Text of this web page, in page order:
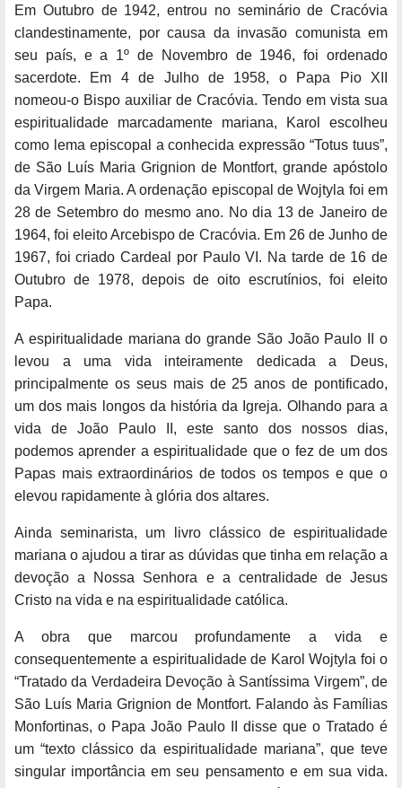
Em Outubro de 1942, entrou no seminário de Cracóvia
clandestinamente, por causa da invasão comunista em
seu país, e a 1º de Novembro de 1946, foi ordenado
sacerdote. Em 4 de Julho de 1958, o Papa Pio XII
nomeou-o Bispo auxiliar de Cracóvia. Tendo em vista sua
espiritualidade marcadamente mariana, Karol escolheu
como lema episcopal a conhecida expressão “Totus tuus”,
de São Luís Maria Grignion de Montfort, grande apóstolo
da Virgem Maria. A ordenação episcopal de Wojtyla foi em
28 de Setembro do mesmo ano. No dia 13 de Janeiro de
1964, foi eleito Arcebispo de Cracóvia. Em 26 de Junho de
1967, foi criado Cardeal por Paulo VI. Na tarde de 16 de
Outubro de 1978, depois de oito escrutínios, foi eleito
Papa.
A espiritualidade mariana do grande São João Paulo II o
levou a uma vida inteiramente dedicada a Deus,
principalmente os seus mais de 25 anos de pontificado,
um dos mais longos da história da Igreja. Olhando para a
vida de João Paulo II, este santo dos nossos dias,
podemos aprender a espiritualidade que o fez de um dos
Papas mais extraordinários de todos os tempos e que o
elevou rapidamente à glória dos altares.
Ainda seminarista, um livro clássico de espiritualidade
mariana o ajudou a tirar as dúvidas que tinha em relação a
devoção a Nossa Senhora e a centralidade de Jesus
Cristo na vida e na espiritualidade católica.
A obra que marcou profundamente a vida e
consequentemente a espiritualidade de Karol Wojtyla foi o
“Tratado da Verdadeira Devoção à Santíssima Virgem”, de
São Luís Maria Grignion de Montfort. Falando às Famílias
Monfortinas, o Papa João Paulo II disse que o Tratado é
um “texto clássico da espiritualidade mariana”, que teve
singular importância em seu pensamento e em sua vida.